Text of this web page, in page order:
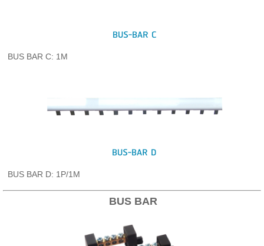
BUS-BAR C
BUS BAR C: 1M
BUS-BAR D
BUS BAR D: 1P/1M
BUS BAR